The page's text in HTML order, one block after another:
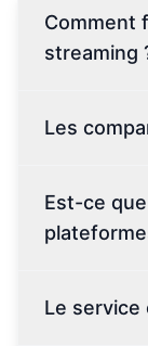
Comment
streaming
Les
Est-ce
Le